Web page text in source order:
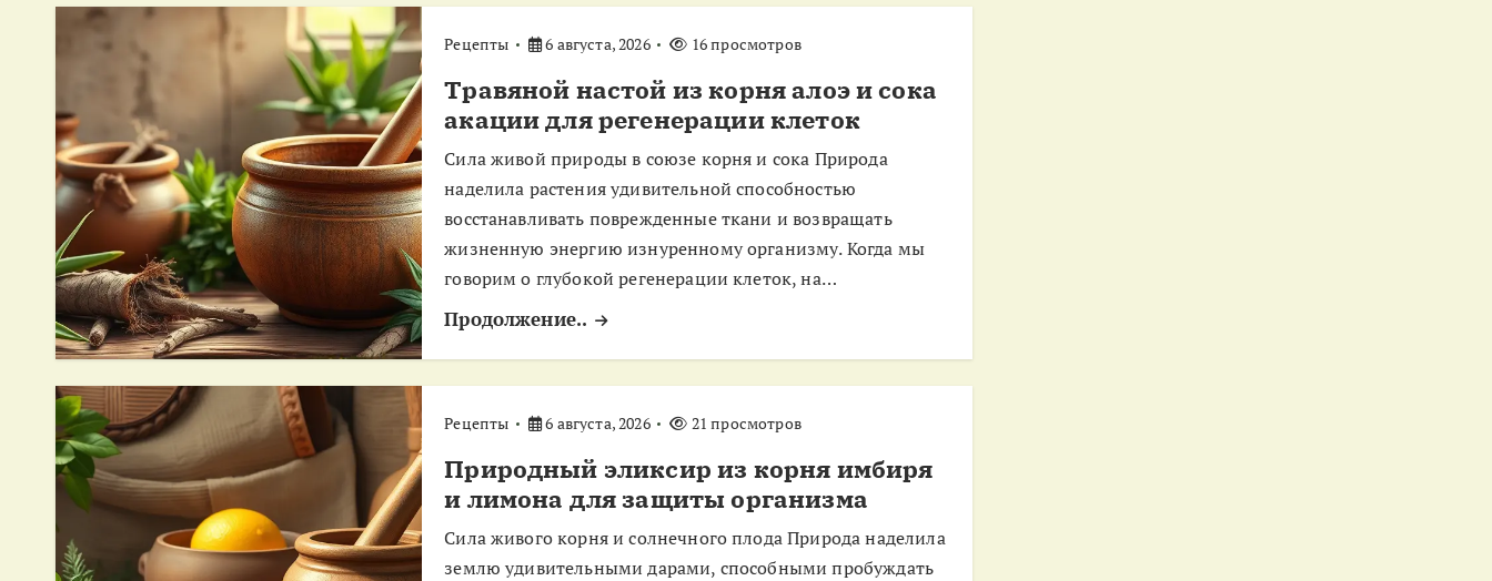
Рецепты 6 августа, 2026 16 просмотров
Травяной настой из корня алоэ и сока
акации для регенерации клеток
Сила живой природы в союзе корня и сока Природа
наделила растения удивительной способностью
восстанавливать поврежденные ткани и возвращать
жизненную энергию изнуренному организму. Когда мы
говорим о глубокой регенерации клеток, на…
Продолжение..
Рецепты 6 августа, 2026 21 просмотров
Природный эликсир из корня имбиря
и лимона для защиты организма
Сила живого корня и солнечного плода Природа наделила
землю удивительными дарами, способными пробуждать